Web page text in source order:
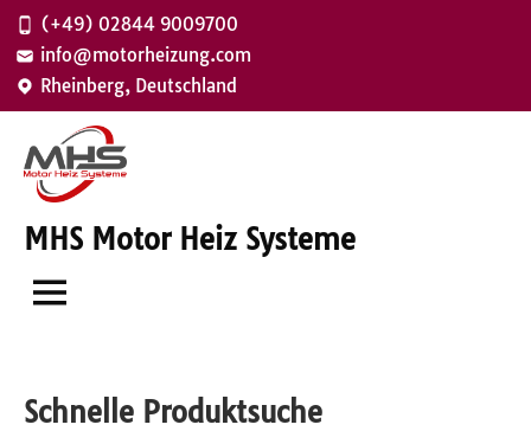
Zum
Inhalt
springen
(+49) 02844 9009700
info@motorheizung.com
Rheinberg, Deutschland
MHS Motor Heiz Systeme
Schnelle Produktsuche